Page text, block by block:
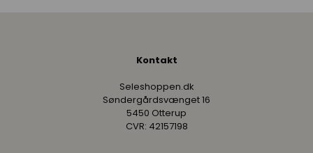
Kontakt
Seleshoppen.dk
Søndergårdsvænget 16
5450 Otterup
CVR: 42157198